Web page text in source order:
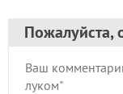
Пожалуйста,